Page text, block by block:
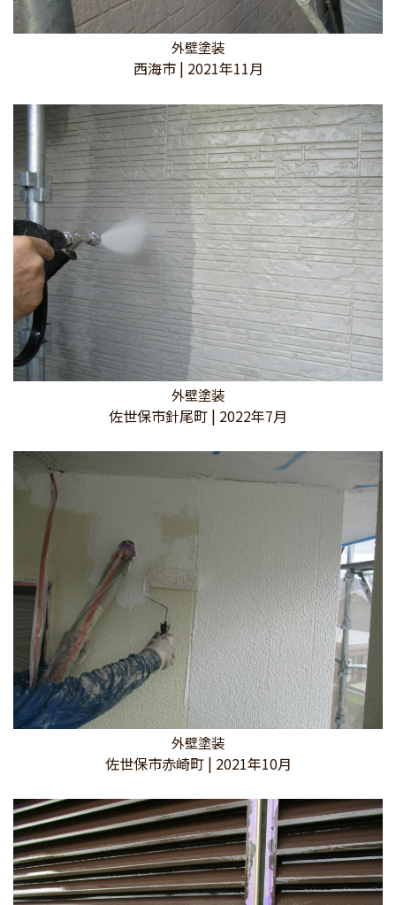
外壁塗装
西海市 | 2021年11月
外壁塗装
佐世保市針尾町 | 2022年7月
外壁塗装
佐世保市赤崎町 | 2021年10月